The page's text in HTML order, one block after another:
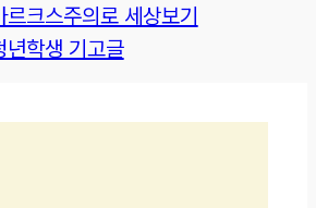
르크스주의로 세상보기
년학생 기고글